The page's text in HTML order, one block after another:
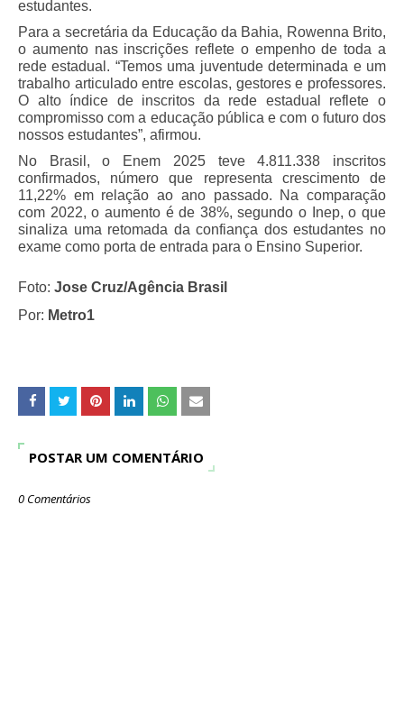
estudantes.
Para a secretária da Educação da Bahia, Rowenna Brito,
o aumento nas inscrições reflete o empenho de toda a
rede estadual. “Temos uma juventude determinada e um
trabalho articulado entre escolas, gestores e professores.
O alto índice de inscritos da rede estadual reflete o
compromisso com a educação pública e com o futuro dos
nossos estudantes”, afirmou.
No Brasil, o Enem 2025 teve 4.811.338 inscritos
confirmados, número que representa crescimento de
11,22% em relação ao ano passado. Na comparação
com 2022, o aumento é de 38%, segundo o Inep, o que
sinaliza uma retomada da confiança dos estudantes no
exame como porta de entrada para o Ensino Superior.
Foto: Jose Cruz/Agência Brasil
Por: Metro1
POSTAR UM COMENTÁRIO
0 Comentários